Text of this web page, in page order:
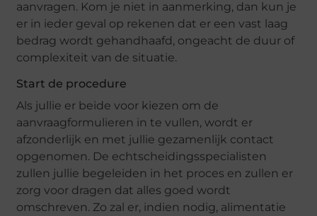
aanvragen. Kom je niet in aanmerking, dan kun je
er in ieder geval op rekenen dat er een vast laag
bedrag wordt gehandhaafd, ongeacht de duur of
complexiteit van de situatie.
Start de procedure
Als jullie er beide voor kiezen om de
aanvraagformulieren in te vullen, wordt er
afzonderlijk en met jullie gezamenlijk contact
opgenomen. De echtscheidingsspecialisten
zullen jullie begeleiden in het proces en zullen er
zorg voor dragen dat alles goed wordt
omschreven. Zo zal er, indien nodig, alimentatie